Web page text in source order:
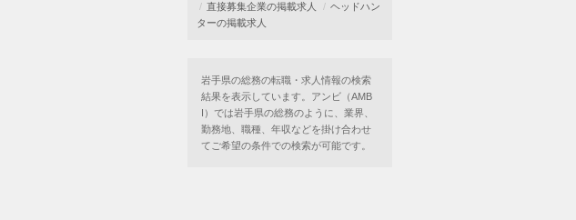
直接募集企業の掲載求人
ヘッドハン
ターの掲載求人
岩手県の総務の転職・求人情報の検索
結果を表示しています。アンビ（AMB
I）では岩手県の総務のように、業界、
勤務地、職種、年収などを掛け合わせ
てご希望の条件での検索が可能です。